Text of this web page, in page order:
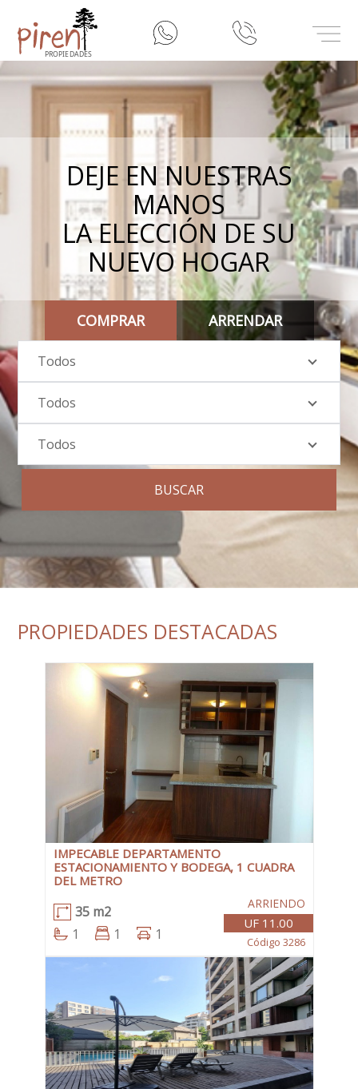
inicio
Misión
Nuestros Servicios
Contacto
DEJE EN NUESTRAS
MANOS
LA ELECCIÓN DE SU
NUEVO HOGAR
COMPRAR ARRENDAR
Todos
Todos
Todos
BUSCAR
PROPIEDADES DESTACADAS
IMPECABLE DEPARTAMENTO
ESTACIONAMIENTO Y BODEGA, 1 CUADRA
DEL METRO
35 m2
1
1 1
ARRIENDO
UF 11.00
Código 3286